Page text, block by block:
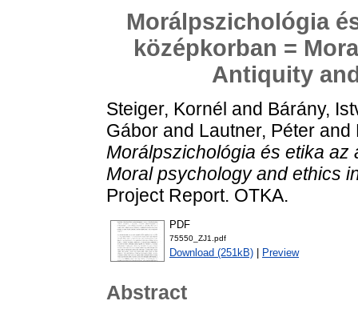
Morálpszichológia
középkorban =
Antiquity
Steiger, Kornél and Bárány,
Gábor and Lautner, Péter and
Morálpszichológia és etika
Moral psychology and ethics
Project Report. OTKA.
PDF
75550_ZJ1.pdf
Download (251kB) Preview
Abstract